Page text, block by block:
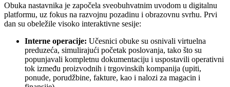
Obuka nastavnika je započela sveobuhvatnim uvodom u digitalnu
platformu, uz fokus na razvojnu pozadinu i obrazovnu svrhu. Prvi
dan su obeležile visoko interaktivne sesije:
Interne operacije: Učesnici obuke su osnivali virtuelna
preduzeća, simulirajući početak poslovanja, tako što su
popunjavali kompletnu dokumentaciju i uspostavili operativni
tok između proizvodnih i trgovinskih kompanija (upiti,
ponude, porudžbine, fakture, kao i nalozi za magacin i